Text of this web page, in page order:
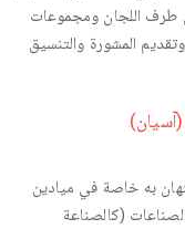
طرف اللجان ومجموعات
وتقديم المشورة والتنسيق
به خاصة في ميادين
(كالصناعة